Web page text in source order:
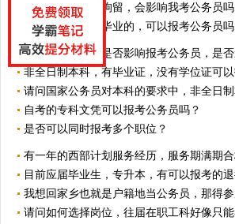
父亲因为打架被拘留，会影响我考公务员吗
你好，函授大专毕业的，可以报考公务员吗
亲哥哥做过牢，是否影响报考公务员，是否
非全日制本科，有毕业证，没有学位证可以
请问国家公务员对本科的要求中，非全日制
自考的专科文凭可以报考公务员吗？
是否可以同时报考多个职位？
有一年的西部计划服务经历，服务期满期合
目前应届毕业生，专升本，有可以报考的退
我想回家乡也就是户籍地当公务员，那得参
请问如何选择岗位，往届在职工科好像只